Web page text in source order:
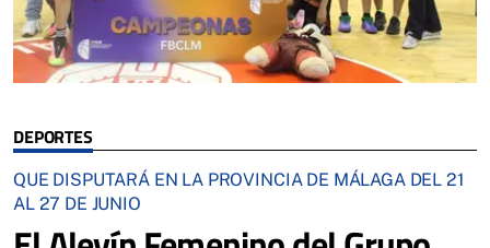
DEPORTES
QUE DISPUTARÁ EN LA PROVINCIA DE MÁLAGA DEL 21
AL 27 DE JUNIO